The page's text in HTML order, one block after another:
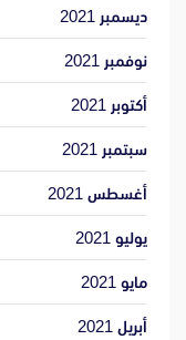
ديسمبر 2021
نوفمبر 2021
أكتوبر 2021
سبتمبر 2021
أغسطس 2021
يوليو 2021
مايو 2021
أبريل 2021